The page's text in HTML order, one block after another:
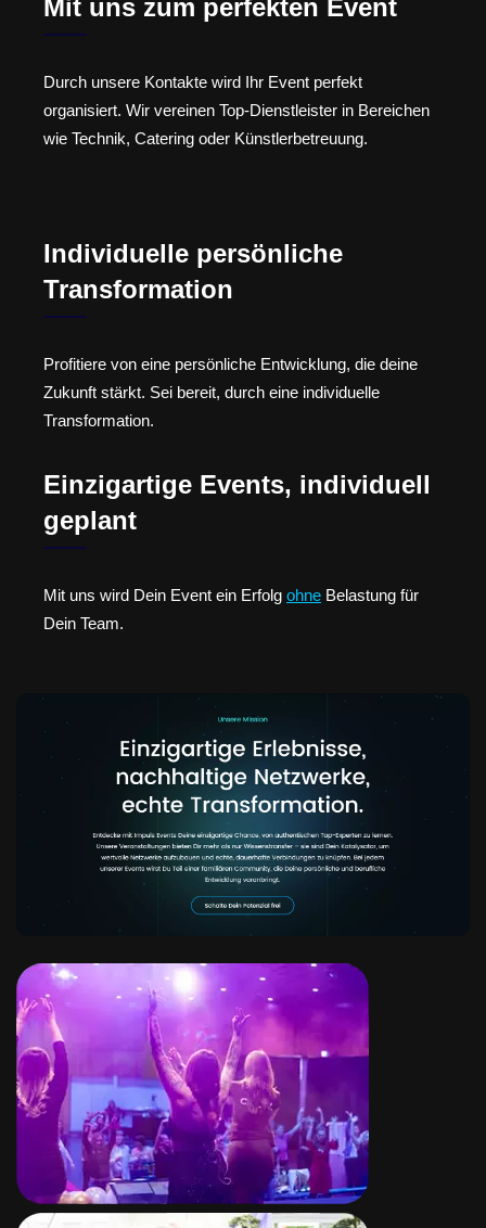
Mit uns zum perfekten Event
Durch unsere Kontakte wird Ihr Event perfekt
organisiert. Wir vereinen Top-Dienstleister in Bereichen
wie Technik, Catering oder Künstlerbetreuung.
Individuelle persönliche
Transformation
Profitiere von eine persönliche Entwicklung, die deine
Zukunft stärkt. Sei bereit, durch eine individuelle
Transformation.
Einzigartige Events, individuell
geplant
Mit uns wird Dein Event ein Erfolg ohne Belastung für
Dein Team.